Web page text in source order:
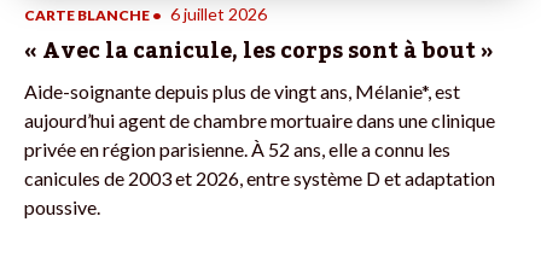
CARTE BLANCHE • 6 juillet 2026
« Avec la canicule, les corps sont à bout »
Aide-soignante depuis plus de vingt ans, Mélanie*, est
aujourd’hui agent de chambre mortuaire dans une clinique
privée en région parisienne. À 52 ans, elle a connu les
canicules de 2003 et 2026, entre système D et adaptation
poussive.